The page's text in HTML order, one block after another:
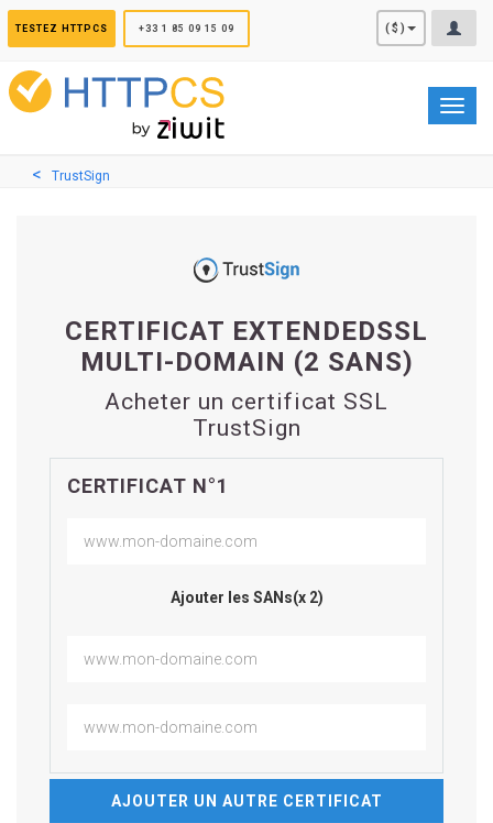
TESTEZ HTTPCS +33 1 85 09 15 09 ($)
TrustSign
CERTIFICAT EXTENDEDSSL
MULTI-DOMAIN (2 SANS)
Acheter un certificat SSL
TrustSign
CERTIFICAT N°1
Ajouter les SANs(x 2)
AJOUTER UN AUTRE CERTIFICAT
Panneau de gestion des cookies